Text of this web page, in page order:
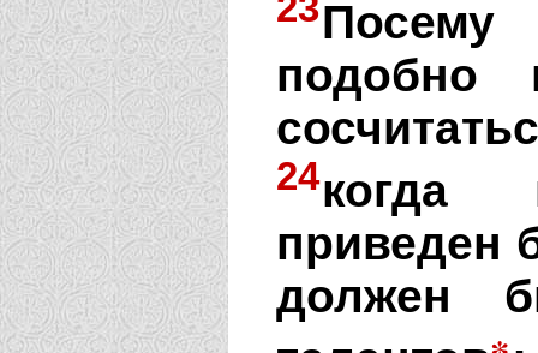
23
подобно
24когда
приведен
должен